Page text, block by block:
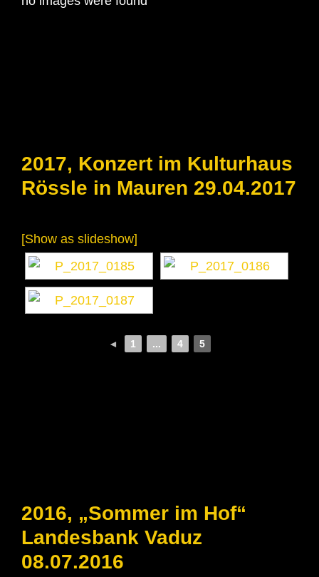
2017, Konzert im Kulturhaus
Rössle in Mauren 29.04.2017
[Show as slideshow]
◄ 1 ... 4 5
2016, „Sommer im Hof“
Landesbank Vaduz
08.07.2016